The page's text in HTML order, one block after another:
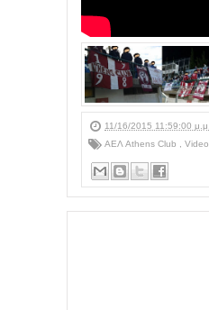
11/16/2015 11:59:00 μ.μ.
ΑΕΛ Athens Club
Video